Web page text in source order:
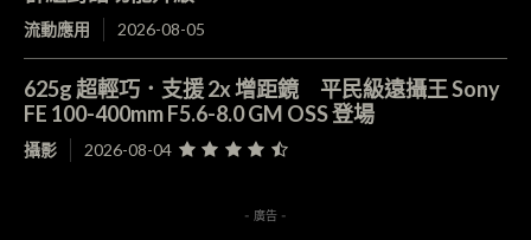
流動應用 2026-08-05
625g 超輕巧．支援 2x 增距鏡 平民級遠攝王 Sony
FE 100-400mm F5.6-8.0 GM OSS 登場
攝影 2026-08-04
- 廣告 -